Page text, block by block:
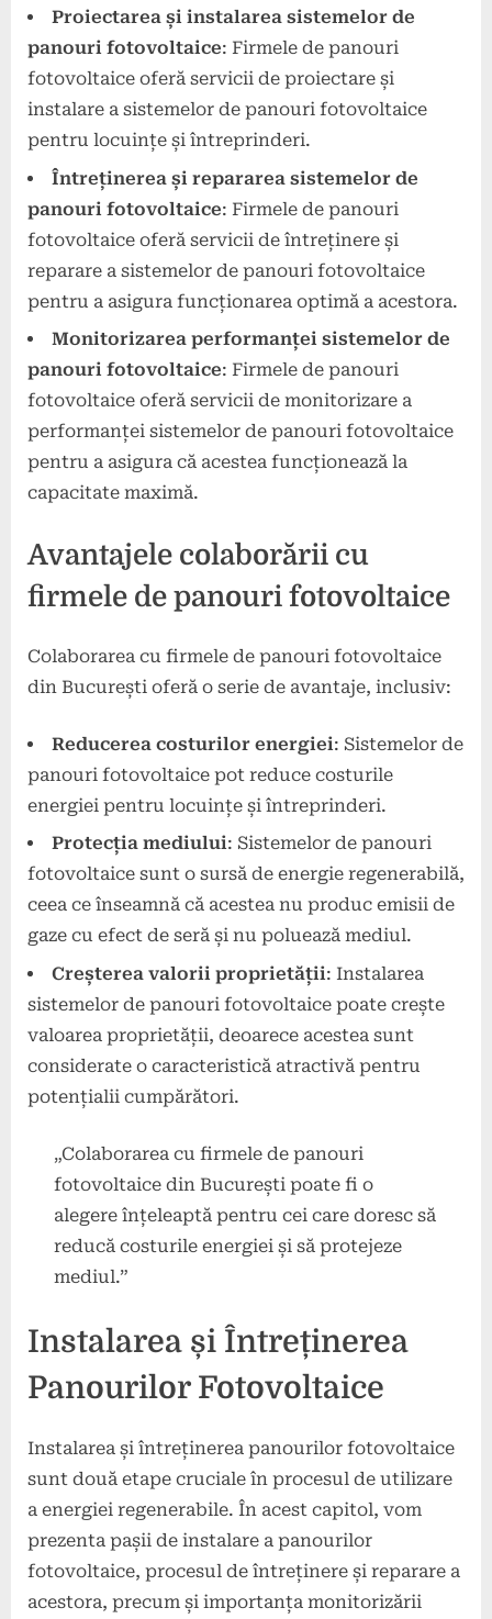
Proiectarea și instalarea sistemelor de
panouri fotovoltaice: Firmele de panouri
fotovoltaice oferă servicii de proiectare și
instalare a sistemelor de panouri fotovoltaice
pentru locuințe și întreprinderi.
Întreținerea și repararea sistemelor de
panouri fotovoltaice: Firmele de panouri
fotovoltaice oferă servicii de întreținere și
reparare a sistemelor de panouri fotovoltaice
pentru a asigura funcționarea optimă a acestora.
Monitorizarea performanței sistemelor de
panouri fotovoltaice: Firmele de panouri
fotovoltaice oferă servicii de monitorizare a
performanței sistemelor de panouri fotovoltaice
pentru a asigura că acestea funcționează la
capacitate maximă.
Avantajele colaborării cu
firmele de panouri fotovoltaice
Colaborarea cu firmele de panouri fotovoltaice
din București oferă o serie de avantaje, inclusiv:
Reducerea costurilor energiei: Sistemelor de
panouri fotovoltaice pot reduce costurile
energiei pentru locuințe și întreprinderi.
Protecția mediului: Sistemelor de panouri
fotovoltaice sunt o sursă de energie regenerabilă,
ceea ce înseamnă că acestea nu produc emisii de
gaze cu efect de seră și nu poluează mediul.
Creșterea valorii proprietății: Instalarea
sistemelor de panouri fotovoltaice poate crește
valoarea proprietății, deoarece acestea sunt
considerate o caracteristică atractivă pentru
potențialii cumpărători.
„Colaborarea cu firmele de panouri
fotovoltaice din București poate fi o
alegere înțeleaptă pentru cei care doresc să
reducă costurile energiei și să protejeze
mediul.”
Instalarea și Întreținerea
Panourilor Fotovoltaice
Instalarea și întreținerea panourilor fotovoltaice
sunt două etape cruciale în procesul de utilizare
a energiei regenerabile. În acest capitol, vom
prezenta pașii de instalare a panourilor
fotovoltaice, procesul de întreținere și reparare a
acestora, precum și importanța monitorizării